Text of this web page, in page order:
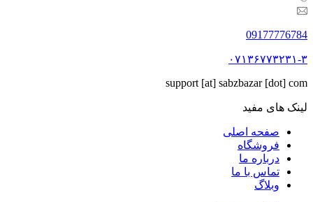
09177776784
۰۷۱۳۶۷۷۳۲۳۱-۳
support [at] sabzbazar [dot] com
لینک های مفید
صفحه اصلی
فروشگاه
درباره ما
تماس با ما
وبلاگ